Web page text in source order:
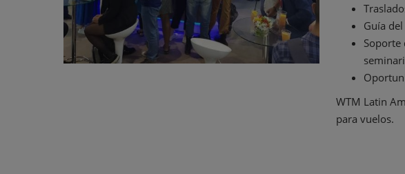
Guía
Soporte
WTM Latin
para vuelos.